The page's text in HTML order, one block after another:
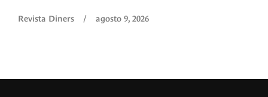
Revista Diners / agosto 9, 2026